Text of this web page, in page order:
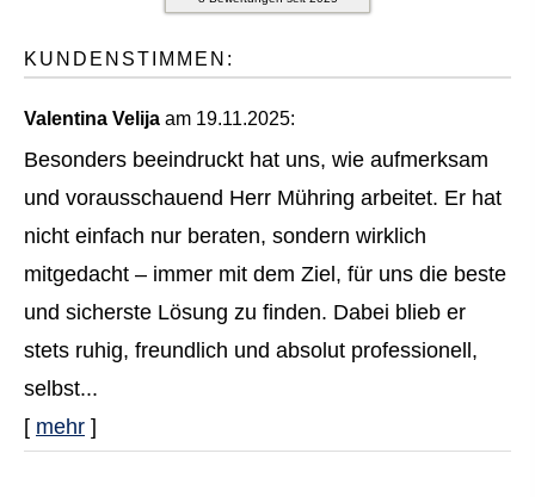
KUNDENSTIMMEN:
Valentina Velija am 19.11.2025:
Besonders beeindruckt hat uns, wie aufmerksam
und vorausschauend Herr Mühring arbeitet. Er hat
nicht einfach nur beraten, sondern wirklich
mitgedacht – immer mit dem Ziel, für uns die beste
und sicherste Lösung zu finden. Dabei blieb er
stets ruhig, freundlich und absolut professionell,
selbst...
[ mehr ]